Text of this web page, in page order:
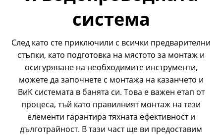
система
След като сте приключили с всички предварителни
стъпки, като подготовка на мястото за монтаж и
осигуряване на необходимите инструменти,
можете да започнете с монтажа на казанчето и
ВиК системата в банята си. Това е важен етап от
процеса, тъй като правилният монтаж на тези
елементи гарантира тяхната ефективност и
дълготрайност. В тази част ще ви предоставим